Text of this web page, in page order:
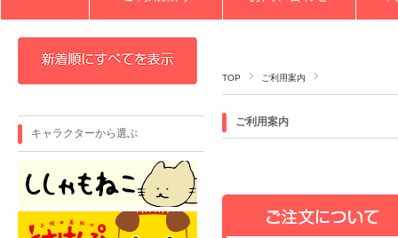
TOP ご利用案内
ご利用案内
キャラクターから選ぶ